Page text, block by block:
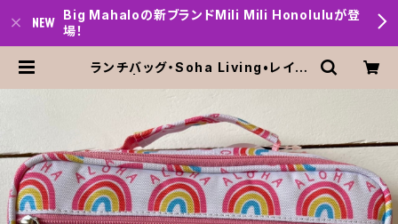
Big Mahaloの新ブランドMili Mili Honoluluが登
場！
ランチバッグ・Soha Living•レイン